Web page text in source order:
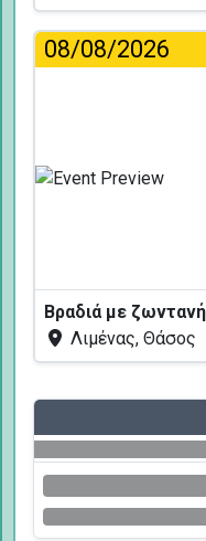
08/08/2026
Βραδιά με
Λιμένας, Θάσος